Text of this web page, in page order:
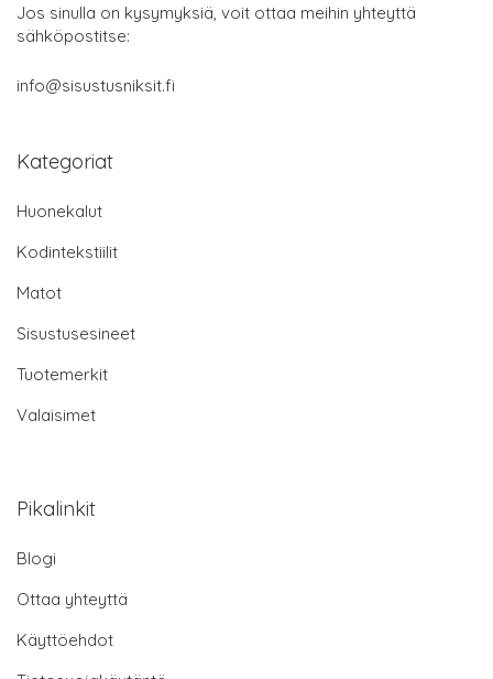
Jos sinulla on kysymyksiä, voit ottaa meihin yhteyttä
sähköpostitse:
info@sisustusniksit.fi
Kategoriat
Huonekalut
Kodintekstiilit
Matot
Sisustusesineet
Tuotemerkit
Valaisimet
Pikalinkit
Blogi
Ottaa yhteyttä
Käyttöehdot